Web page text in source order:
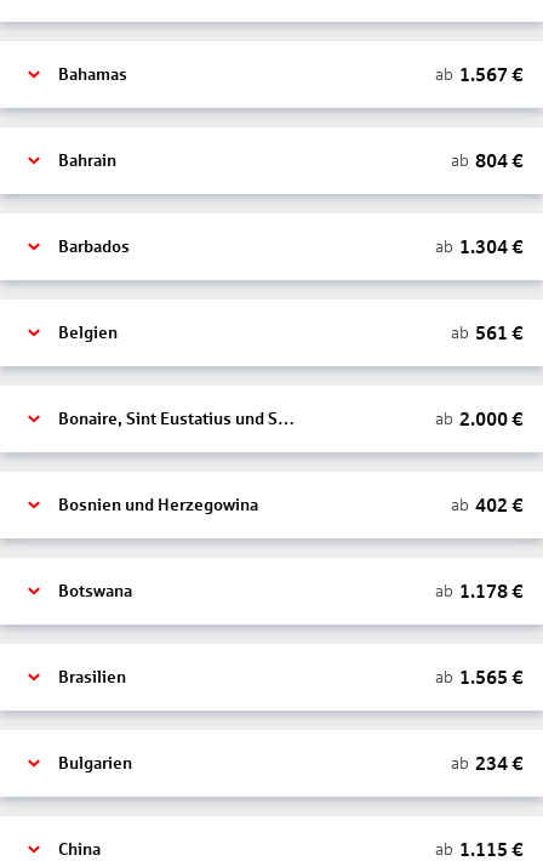
Bahamas ab 1.567 €
Bahrain ab 804€
Barbados ab 1.304€
Belgien ab 561 €
Bonaire, Sint Eustatius und Saba ab 2.000€
Bosnien und Herzegowina ab 402 €
Botswana ab 1.178€
Brasilien ab 1.565 €
Bulgarien ab 234€
China ab 1.115 €